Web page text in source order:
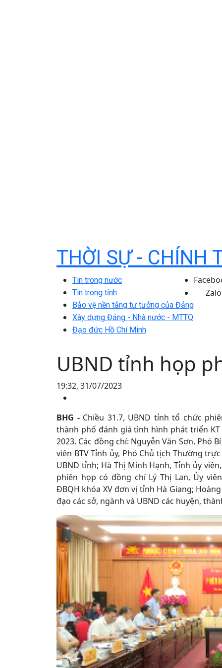
THỜI SỰ - CHÍNH
Tin trong nước
Tin trong tỉnh
Bảo vệ nền tảng tư tưởng của Đảng
Xây dựng Đảng - Nhà nước - MTTQ
Đạo đức Hồ Chí Minh
Zalo
UBND tỉnh họp
19:32, 31/07/2023
BHG - Chiều 31.7, UBND tỉnh tổ chức
thành phố đánh giá tình hình phát triển
2023. Các đồng chí: Nguyễn Văn Sơn, Phó
viên BTV Tỉnh ủy, Phó Chủ tịch Thường
UBND tỉnh; Hà Thị Minh Hạnh, Tỉnh ủy
phiên họp có đồng chí Lý Thị Lan, Ủy
ĐBQH khóa XV đơn vị tỉnh Hà Giang;
đạo các sở, ngành và UBND các huyện,